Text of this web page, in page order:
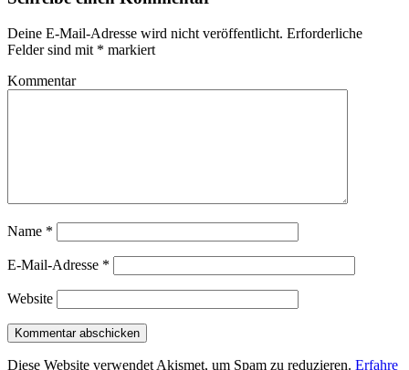
Deine E-Mail-Adresse wird nicht veröffentlicht. Erforderliche
Felder sind mit * markiert
Kommentar
Name *
E-Mail-Adresse *
Website
Diese Website verwendet Akismet, um Spam zu reduzieren. Erfahre